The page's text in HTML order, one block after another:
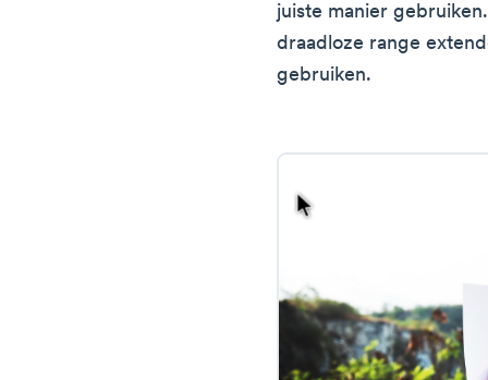
juiste manier
draadloze range
gebruiken.